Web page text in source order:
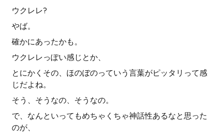
ウクレレ?
やば。
確かにあったかも。
ウクレレっぽい感じとか、
とにかくその、ほのぼのっていう言葉がピッタリって感
じだよね。
そう、そうなの、そうなの。
で、なんといってもめちゃくちゃ神話性あるなと思った
のが、